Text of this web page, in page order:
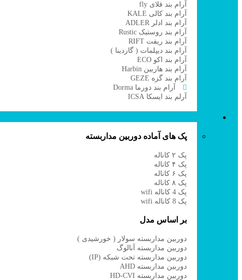
آرام بند فلای fly
آرام بند کالی KALE
آرام بند ادلر ADLER
آرام بند روستیک Rustic
آرام بند ریفت RIFT
آرام بند دیپلمات ( گاردینا )
آرام بند اکو ECO
آرام بند هاربین Harbin
آرام بند گزه GEZE
آرام بند دورما Dorma
آرلم بند ایسکا ICSA
پک های آماده دوربین مداربسته
پک ۲ کاناله
پک ۴ کاناله
پک ۶ کاناله
پک ۸ کاناله
پک 4 کاناله wifi
پک 8 کاناله wifi
بر اساس مدل
دوربین مداربسته سولار ( خورشیدی )
دوربین مداربسته آنالوگ
دوربین مداربسته تحت شبکه (IP)
دوربین مداربسته AHD
دوربین مداربسته HD-CVI